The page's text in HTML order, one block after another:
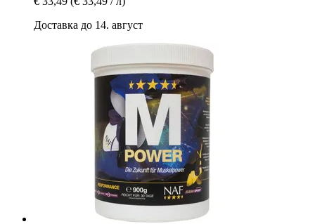
Доставка до 14. август